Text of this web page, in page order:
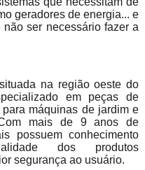
geradores de energia... e
ser necessário fazer a
na região oeste do
em peças de
máquinas de jardim e
mais de 9 anos de
possuem conhecimento
dos produtos
segurança ao usuário.